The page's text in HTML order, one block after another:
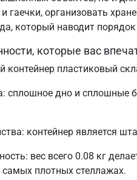
гаечки, организовать
который наводит
которые вас
контейнер пластиковый
сплошное дно и сплошные
контейнер является
вес всего 0.08 кг
плотных стеллажах.